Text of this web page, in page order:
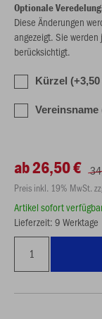
Optionale
Diese Änderungen
angezeigt. Sie
berücksichtigt.
Kürzel (+3,50
Vereinsname
ab 26,50 €
Preis inkl. 19% MwSt.
Artikel sofort
Lieferzeit: 9 Werktage